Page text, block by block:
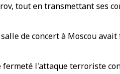
tout en transmettant ses
de concert à Moscou
l'attaque terroriste